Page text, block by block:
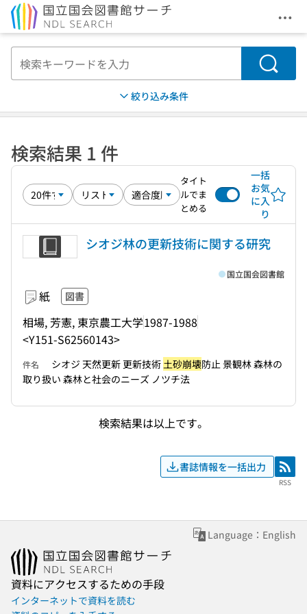
メ
検索
絞り込み条件
検索結果 1 件
タイト
ルでま
とめる
一括
お気
に入
り
シオジ林の更新技術に関する研究
紙 図書
相場, 芳憲, 東京農工大学1987-1988
<Y151-S62560143>
国立国会図書館
件名 シオジ 天然更新 更新技術土砂崩壊防止 景観林 森林の
取り扱い 森林と社会のニーズ ノツチ法
検索結果は以上です。
書誌情報を一括出力 RSS
RSS
Language：English
資料にアクセスするための手段
インターネットで資料を読む